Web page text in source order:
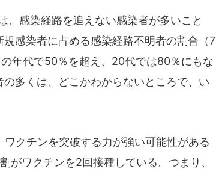
感染経路を追えない感染者が多いこと
感染者に占める感染経路不明者の割合（7
年代で50％を超え、20代では80％にもな
多くは、どこかわからないところで、い
クチンを突破する力が強い可能性がある
がワクチンを2回接種している。つまり、